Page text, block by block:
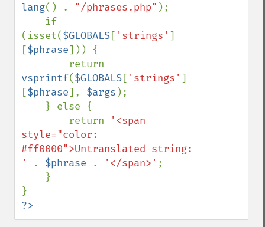
lang() . "/phrases.php" );
(isset($GLOBALS[ 'strings' ]
[$phrase])) {
vsprintf($GLOBALS[ 'strings' ]
[$phrase], $args );
        return
'<span
style="color:
#ff0000">Untranslated string:
'
. $phrase . '</span>' ;
?>